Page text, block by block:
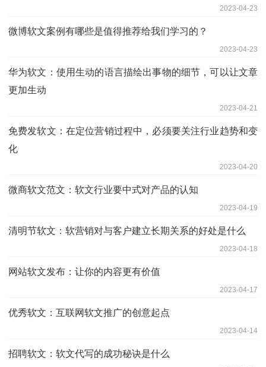
2023-04-23
微博软文案例有哪些是值得推荐给我们学习的？
2023-04-23
华为软文：使用生动的语言描绘出事物的细节，可以让文章
更加生动
2023-04-21
免费发软文：在定位营销过程中，必须要关注行业趋势和变
化
2023-04-20
微商软文范文：软文行业要中式对产品的认知
2023-04-19
清明节软文：软营销对与客户建立长期关系的好处是什么
2023-04-18
网站软文发布：让你的内容更有价值
2023-04-17
优秀软文：互联网软文推广的创意起点
2023-04-14
招聘软文：软文代写的成功秘诀是什么